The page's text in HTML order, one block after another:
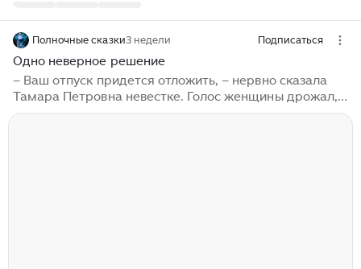
Полночные сказки3 недели Подписаться
Одно неверное решение
– Ваш отпуск придется отложить, – нервно сказала
Тамара Петровна невестке. Голос женщины дрожал,
словно она вот-вот была готова расплакаться. – Дима